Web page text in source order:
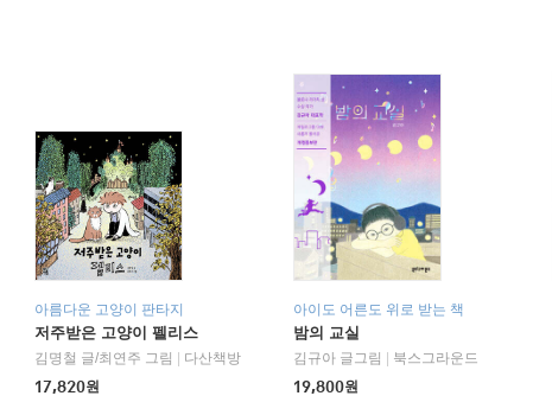
아름다운 고양이 판타지
저주받은 고양이 펠리스
김명철 글/최연주 그림
다산책방
17,820원
아이도 어른도 위로 받는 책
밤의 교실
김규아 글그림
북스그라운드
19,800원